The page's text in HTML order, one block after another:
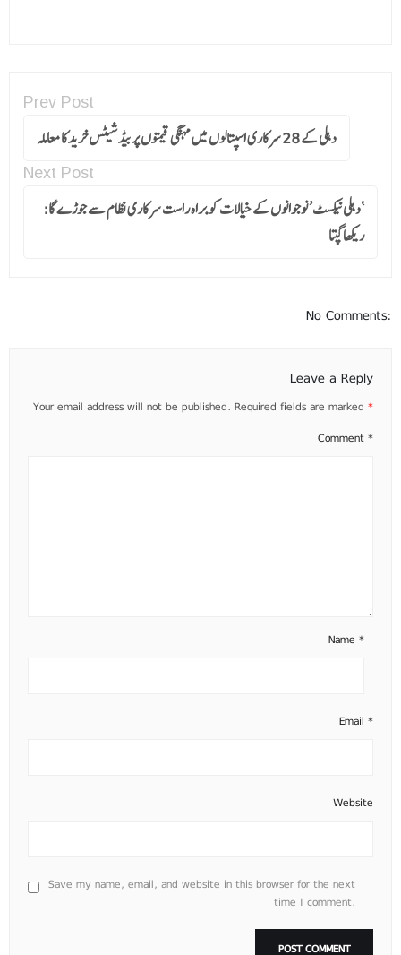
Prev Post
دہلی کے 28 سرکاری اسپتالوں میں مہنگی قیمتوں پر بیڈ شیٹس خرید کا معاملہ
Next Post
‘دہلی نیکسٹ’ نوجوانوں کے خیالات کو براہ راست سرکاری نظام سے جوڑے گا:
ریکھا گپتا
No Comments:
Leave a Reply
Your email address will not be published. Required fields are marked *
Comment *
Name *
Email *
Website
Save my name, email, and website in this browser for the next
time I comment.